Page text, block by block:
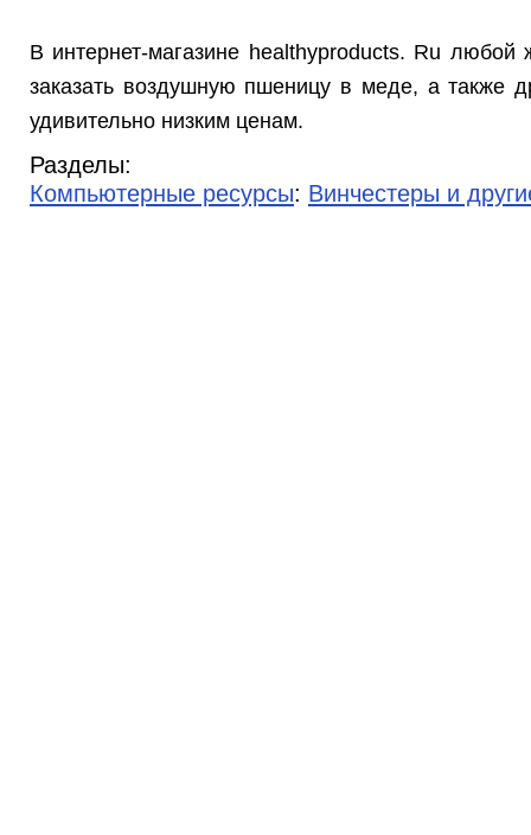
В интернет-магазине healthyproducts. Ru
заказать воздушную пшеницу в меде, а также
удивительно низким ценам.
Разделы:
Компьютерные ресурсы: Винчестеры и